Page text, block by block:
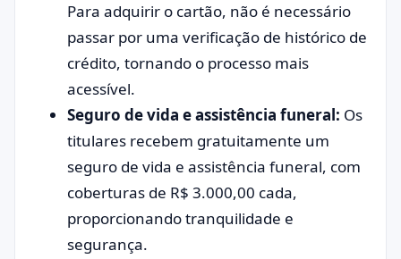
Para adquirir o cartão, não é necessário
passar por uma verificação de histórico de
crédito, tornando o processo mais
acessível.
Seguro de vida e assistência funeral: Os
titulares recebem gratuitamente um
seguro de vida e assistência funeral, com
coberturas de R$ 3.000,00 cada,
proporcionando tranquilidade e
segurança.